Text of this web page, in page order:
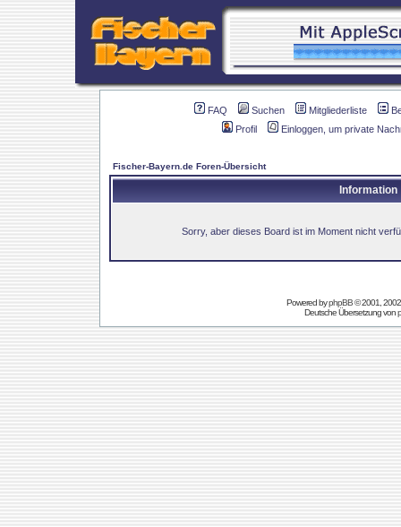
FAQ Suchen Mitgliederliste
Profil
Einloggen, um private
Fischer-Bayern.de Foren-Übersicht
Information
Sorry, aber dieses Board ist im Moment nicht
Powered byphpBB© 2001,
Deutsche Übersetzung von